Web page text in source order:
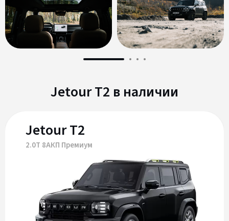
Jetour T2 в наличии
Jetour T2
2.0Т 8АКП Премиум